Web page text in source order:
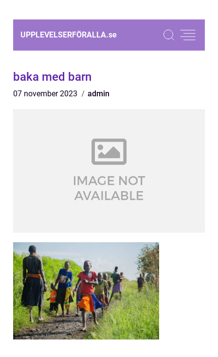
UPPLEVELSERFÖRALLA.se
baka med barn
07 november 2023 admin